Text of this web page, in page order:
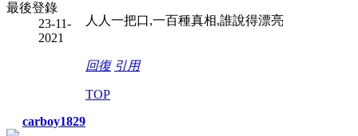
最後登錄
23-11-
2021
人人一把口,一百種真相,誰說得漂亮
回復 引用
TOP
carboy1829